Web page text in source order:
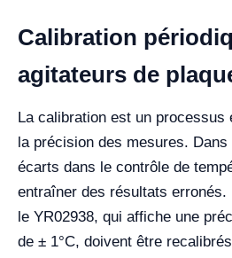
Calibration
agitateurs de
La calibration est un processus
la précision des mesures.
écarts dans le contrôle de
entraîner des résultats erronés.
le YR02938, qui affiche une
de ± 1°C, doivent être